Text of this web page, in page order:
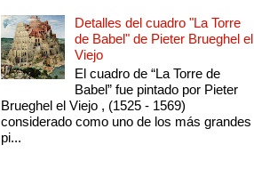
Detalles del cuadro "La Torre
de Babel" de Pieter Brueghel el
Viejo
El cuadro de “La Torre de
Babel” fue pintado por Pieter
Brueghel el Viejo , (1525 - 1569)
considerado como uno de los más grandes
pi...